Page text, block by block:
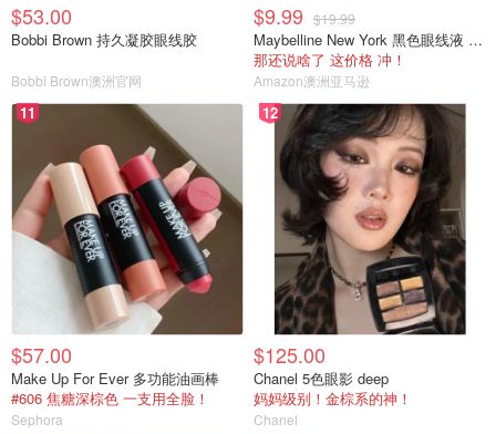
$53.00
Bobbi Brown 持久凝胶眼线胶
Bobbi Brown澳洲官网
$9.99 $19.99
Maybelline New York 黑色眼线液 0.5g
那还说啥了 这价格 冲！
Amazon澳洲亚马逊
11
$57.00
Make Up For Ever 多功能油画棒
#606 焦糖深棕色 一支用全脸！
Sephora
12
$125.00
Chanel 5色眼影 deep
妈妈级别！金棕系的神！
Chanel